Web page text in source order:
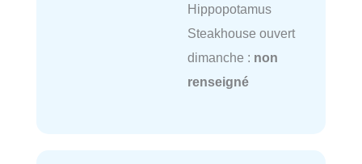
Hippopotamus
Steakhouse ouvert
dimanche : non
renseigné